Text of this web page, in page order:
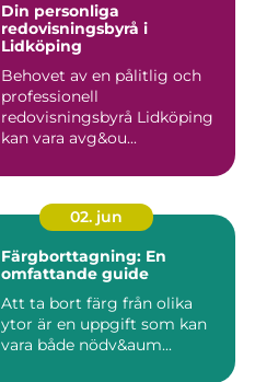
Din personliga
redovisningsbyrå i
Lidköping
Behovet av en pålitlig och
professionell
redovisningsbyrå Lidköping
kan vara avg&ou...
02. jun
Färgborttagning: En
omfattande guide
Att ta bort färg från olika
ytor är en uppgift som kan
vara både nödv&aum...